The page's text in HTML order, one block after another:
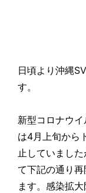
日頃より沖縄
す。
新型コロナウ
は4月上旬から
止していまし
て下記の通り
ます。感染拡